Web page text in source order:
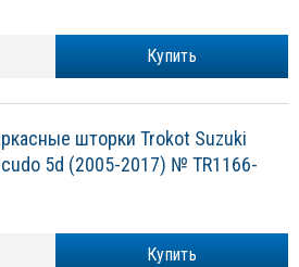
Купить
шторки Trokot Suzuki
5d (2005-2017) № TR1166-
Купить